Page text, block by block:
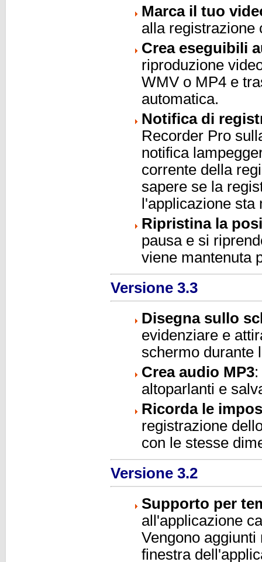
Marca il tuo
alla registrazione
Crea eseguibili
riproduzione
WMV o MP4 e
automatica.
Notifica di
Recorder Pro
notifica
corrente della
sapere se la
l'applicazione
Ripristina la
pausa e si
viene mantenuta
Versione 3.3
Disegna sullo
evidenziare e
schermo durante
Crea audio MP3
altoparlanti e
Ricorda le
registrazione
con le stesse
Versione 3.2
Supporto per
all'applicazione
Vengono
finestra